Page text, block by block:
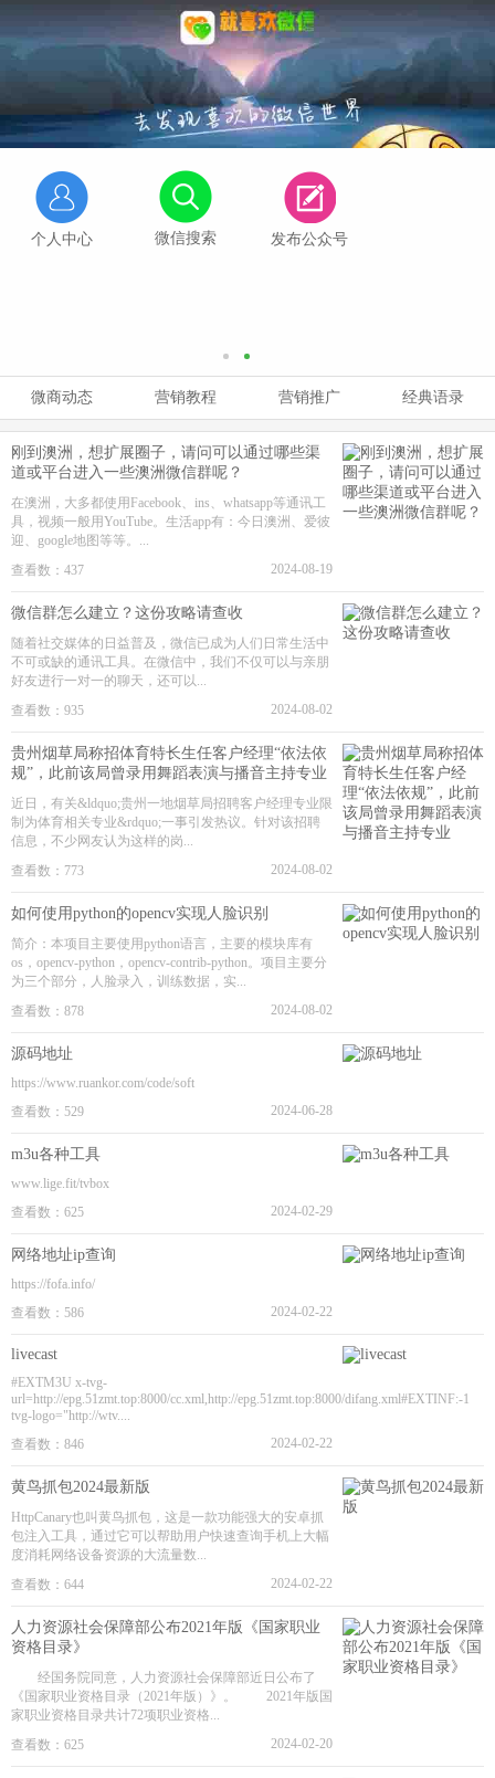
个人中心 微信搜索 发布公众号
微商动态 营销教程 营销推广 经典语录
刚到澳洲，想扩展圈子，请问可以通过哪些渠
道或平台进入一些澳洲微信群呢？
在澳洲，大多都使用Facebook、ins、whatsapp等通讯工
具，视频一般用YouTube。生活app有：今日澳洲、爱彼
迎、google地图等等。...
查看数：437
2024-08-19
微信群怎么建立？这份攻略请查收
随着社交媒体的日益普及，微信已成为人们日常生活中
不可或缺的通讯工具。在微信中，我们不仅可以与亲朋
好友进行一对一的聊天，还可以...
查看数：935
2024-08-02
贵州烟草局称招体育特长生任客户经理“依法依
规”，此前该局曾录用舞蹈表演与播音主持专业
近日，有关&ldquo;贵州一地烟草局招聘客户经理专业限
制为体育相关专业&rdquo;一事引发热议。针对该招聘
信息，不少网友认为这样的岗...
查看数：773
2024-08-02
如何使用python的opencv实现人脸识别
简介：本项目主要使用python语言，主要的模块库有
os，opencv-python，opencv-contrib-python。项目主要分
为三个部分，人脸录入，训练数据，实...
查看数：878
2024-08-02
源码地址
https://www.ruankor.com/code/soft
查看数：529
2024-06-28
m3u各种工具
www.lige.fit/tvbox
查看数：625
2024-02-29
网络地址ip查询
https://fofa.info/
查看数：586
2024-02-22
livecast
#EXTM3U x-tvg-
url=http://epg.51zmt.top:8000/cc.xml,http://epg.51zmt.top:8000/difang.xml#EXTINF:-1
tvg-logo="http://wtv....
查看数：846
2024-02-22
黄鸟抓包2024最新版
HttpCanary也叫黄鸟抓包，这是一款功能强大的安卓抓
包注入工具，通过它可以帮助用户快速查询手机上大幅
度消耗网络设备资源的大流量数...
查看数：644
2024-02-22
人力资源社会保障部公布2021年版《国家职业
资格目录》
经国务院同意，人力资源社会保障部近日公布了
《国家职业资格目录（2021年版）》。 2021年版国
家职业资格目录共计72项职业资格...
查看数：625
2024-02-20